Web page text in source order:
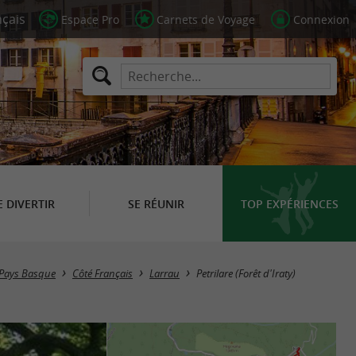
Espace Pro Carnets de Voyage Connexion
DIVERTIR SE RÉUNIR TOP EXPÉRIENCES
Basque Côté Français Larrau Petrilare (Forêt d'Iraty)